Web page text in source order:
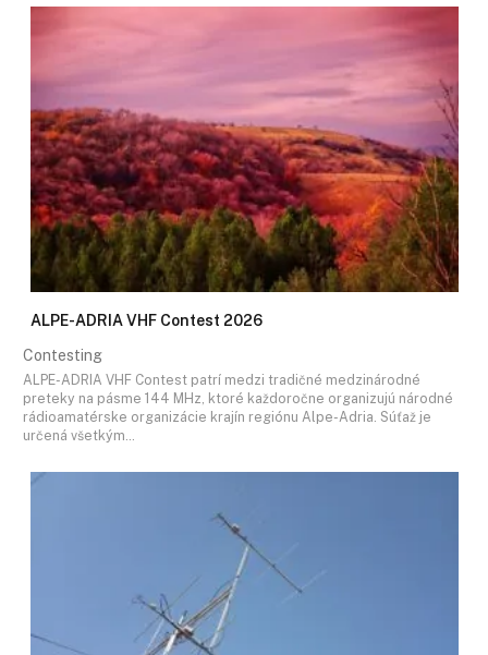
ALPE-ADRIA VHF Contest 2026
Contesting
ALPE-ADRIA VHF Contest patrí medzi tradičné medzinárodné
preteky na pásme 144 MHz, ktoré každoročne organizujú národné
rádioamatérske organizácie krajín regiónu Alpe-Adria. Súťaž je
určená všetkým…